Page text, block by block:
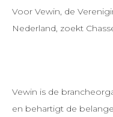
Voor Vewin, de
Nederland, zoekt
Vewin is de
en behartigt de